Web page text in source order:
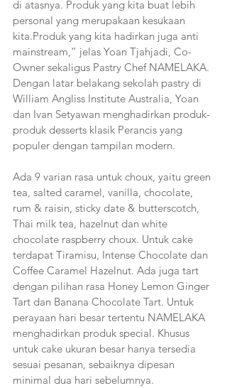
di atasnya. Produk yang kita buat lebih
personal yang merupakaan kesukaan
kita.Produk yang kita hadirkan juga anti
mainstream,” jelas Yoan Tjahjadi, Co-
Owner sekaligus Pastry Chef NAMELAKA.
Dengan latar belakang sekolah pastry di
William Angliss Institute Australia, Yoan
dan Ivan Setyawan menghadirkan produk-
produk desserts klasik Perancis yang
populer dengan tampilan modern.
Ada 9 varian rasa untuk choux, yaitu green
tea, salted caramel, vanilla, chocolate,
rum & raisin, sticky date & butterscotch,
Thai milk tea, hazelnut dan white
chocolate raspberry choux. Untuk cake
terdapat Tiramisu, Intense Chocolate dan
Coffee Caramel Hazelnut. Ada juga tart
dengan pilihan rasa Honey Lemon Ginger
Tart dan Banana Chocolate Tart. Untuk
perayaan hari besar tertentu NAMELAKA
menghadirkan produk special. Khusus
untuk cake ukuran besar hanya tersedia
sesuai pesanan, sebaiknya dipesan
minimal dua hari sebelumnya.